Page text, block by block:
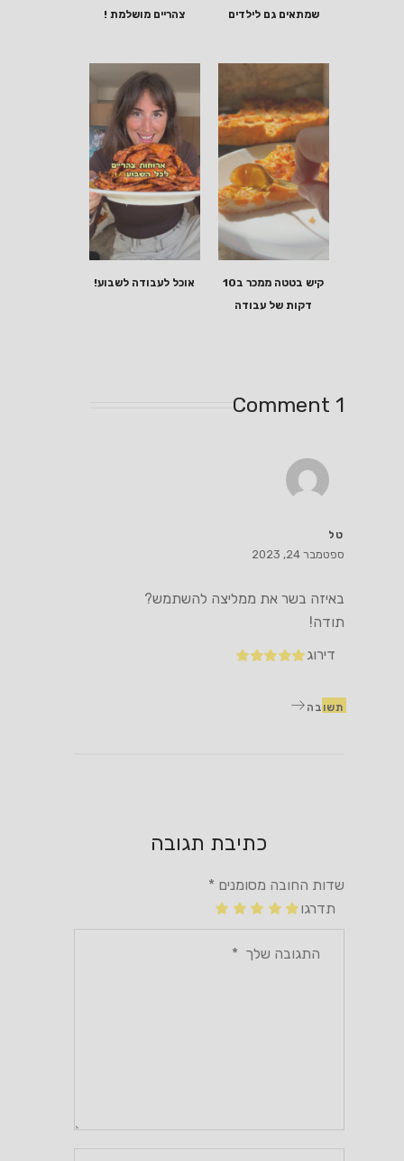
צהריים מושלמת !
שמתאים גם לילדים
אוכל לעבודה לשבוע!
קיש בטטה ממכר ב10
דקות של עבודה
1 Comment
טל
ספטמבר 24, 2023
באיזה בשר את ממליצה להשתמש?
תודה!
דירוג
תשובה
כתיבת תגובה
שדות החובה מסומנים *
תדרגו